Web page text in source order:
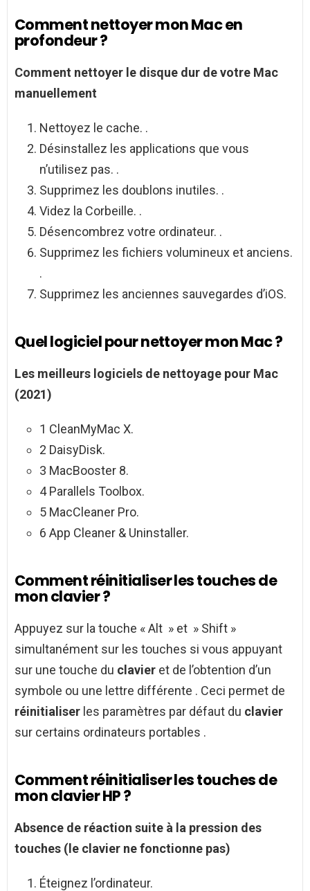
Comment nettoyer mon Mac en
profondeur ?
Comment nettoyer le disque dur de votre Mac
manuellement
Nettoyez le cache. .
Désinstallez les applications que vous
n’utilisez pas. .
Supprimez les doublons inutiles. .
Videz la Corbeille. .
Désencombrez votre ordinateur. .
Supprimez les fichiers volumineux et anciens.
.
Supprimez les anciennes sauvegardes d’iOS.
Quel logiciel pour nettoyer mon Mac ?
Les meilleurs logiciels de nettoyage pour Mac
(2021)
1 CleanMyMac X.
2 DaisyDisk.
3 MacBooster 8.
4 Parallels Toolbox.
5 MacCleaner Pro.
6 App Cleaner & Uninstaller.
Comment réinitialiser les touches de
mon clavier ?
Appuyez sur la touche « Alt » et » Shift »
simultanément sur les touches si vous appuyant
sur une touche du clavier et de l’obtention d’un
symbole ou une lettre différente . Ceci permet de
réinitialiser les paramètres par défaut du clavier
sur certains ordinateurs portables .
Comment réinitialiser les touches de
mon clavier HP ?
Absence de réaction suite à la pression des
touches (le clavier ne fonctionne pas)
Éteignez l’ordinateur.